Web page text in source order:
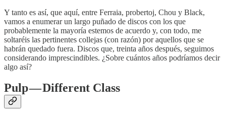
Y tanto es así, que aquí, entre Ferraia, probertoj, Chou y Black,
vamos a enumerar un largo puñado de discos con los que
probablemente la mayoría estemos de acuerdo y, con todo, me
soltaréis las pertinentes collejas (con razón) por aquellos que se
habrán quedado fuera. Discos que, treinta años después, seguimos
considerando imprescindibles. ¿Sobre cuántos años podríamos decir
algo así?
Pulp — Different Class